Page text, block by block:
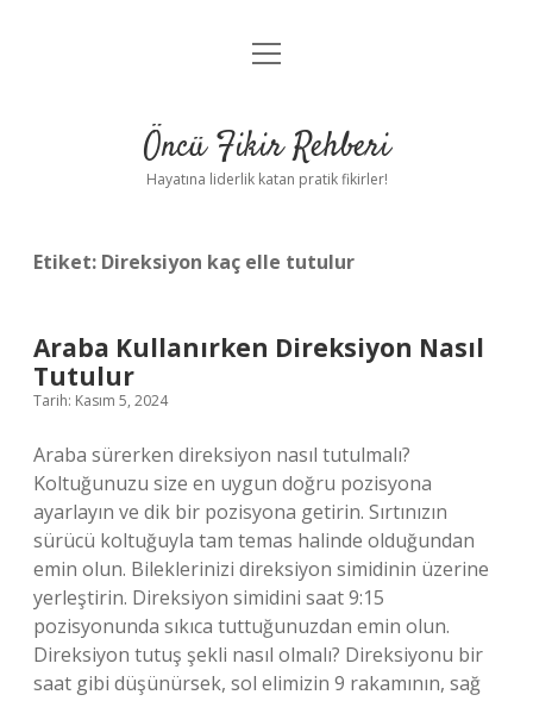
Anasayfa
Yasal Uyarı
menüyü
Öncü Fikir Rehberi
Hayatına liderlik katan pratik fikirler!
Etiket: Direksiyon kaç elle tutulur
Araba Kullanırken Direksiyon Nasıl
Tutulur
Tarih: Kasım 5, 2024
Araba sürerken direksiyon nasıl tutulmalı?
Koltuğunuzu size en uygun doğru pozisyona
ayarlayın ve dik bir pozisyona getirin. Sırtınızın
sürücü koltuğuyla tam temas halinde olduğundan
emin olun. Bileklerinizi direksiyon simidinin üzerine
yerleştirin. Direksiyon simidini saat 9:15
pozisyonunda sıkıca tuttuğunuzdan emin olun.
Direksiyon tutuş şekli nasıl olmalı? Direksiyonu bir
saat gibi düşünürsek, sol elimizin 9 rakamının, sağ